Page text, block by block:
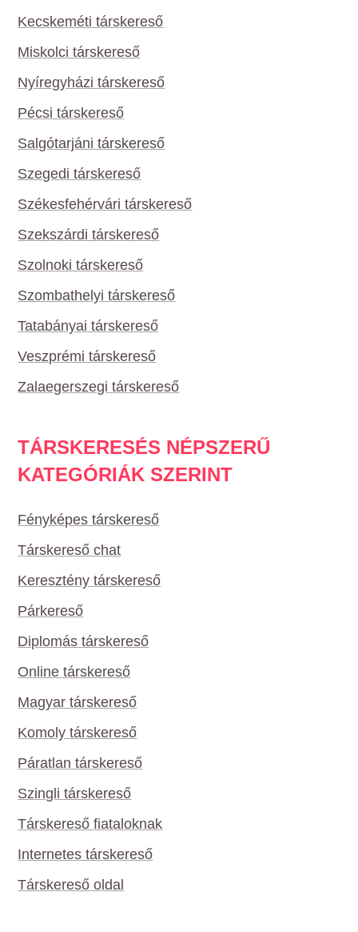
Kecskeméti társkereső
Miskolci társkereső
Nyíregyházi társkereső
Pécsi társkereső
Salgótarjáni társkereső
Szegedi társkereső
Székesfehérvári társkereső
Szekszárdi társkereső
Szolnoki társkereső
Szombathelyi társkereső
Tatabányai társkereső
Veszprémi társkereső
Zalaegerszegi társkereső
TÁRSKERESÉS NÉPSZERŰ
KATEGÓRIÁK SZERINT
Fényképes társkereső
Társkereső chat
Keresztény társkereső
Párkereső
Diplomás társkereső
Online társkereső
Magyar társkereső
Komoly társkereső
Páratlan társkereső
Szingli társkereső
Társkereső fiataloknak
Internetes társkereső
Társkereső oldal